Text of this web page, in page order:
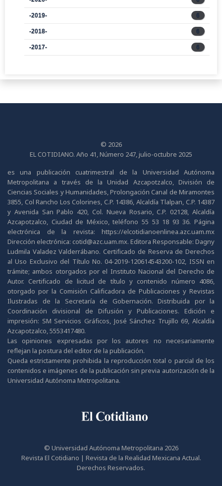
-2019- 6
-2018- 6
-2017- 6
© 2026
EL COTIDIANO. Año 41, Número 247, julio-octubre 2025
es una publicación cuatrimestral de la Universidad Autónoma
Metropolitana a través de la Unidad Azcapotzalco, División de
Ciencias Sociales y Humanidades, Prolongación Canal de Miramontes
3855, Col Rancho Los Colorines, C.P. 14386, Alcaldía Tlalpan, C.P. 14387
y Avenida San Pablo 420, Col. Nueva Rosario, C.P. 02128, Alcaldía
Azcapotzalco, Ciudad de México, teléfono 55 53 18 93 36. Página
electrónica de la revista: https://elcotidianoenlinea.azc.uam.mx
Dirección electrónica: cotid@azc.uam.mx. Editora Responsable: Dagny
Ludmila Valadez Valderrábano. Certificado de Reserva de Derechos
al Uso Exclusivo del Título No. 04-2019-120614543200-102, ISSN en
trámite; ambos otorgados por el Instituto Nacional del Derecho de
Autor. Certificado de licitud de título y contenido número 4086,
otorgado por la Comisión Calificadora de Publicaciones y Revistas
Ilustradas de la Secretaría de Gobernación. Distribuida por la
Coordinación divisional de Difusión y Publicaciones. Edición e
impresión: SM Servicios Gráficos, José Sánchez Trujillo 69, Alcaldía
Azcapotzalco, 5553417480.
Las opiniones expresadas por los autores no necesariamente
reflejan la postura del editor de la publicación.
Queda estrictamente prohibida la reproducción total o parcial de los
contenidos e imágenes de la publicación sin previa autorización de la
Universidad Autónoma Metropolitana.
© Universidad Autónoma Metropolitana 2026
Revista El Cotidiano | Revista de la Realidad Mexicana Actual.
Derechos Reservados.